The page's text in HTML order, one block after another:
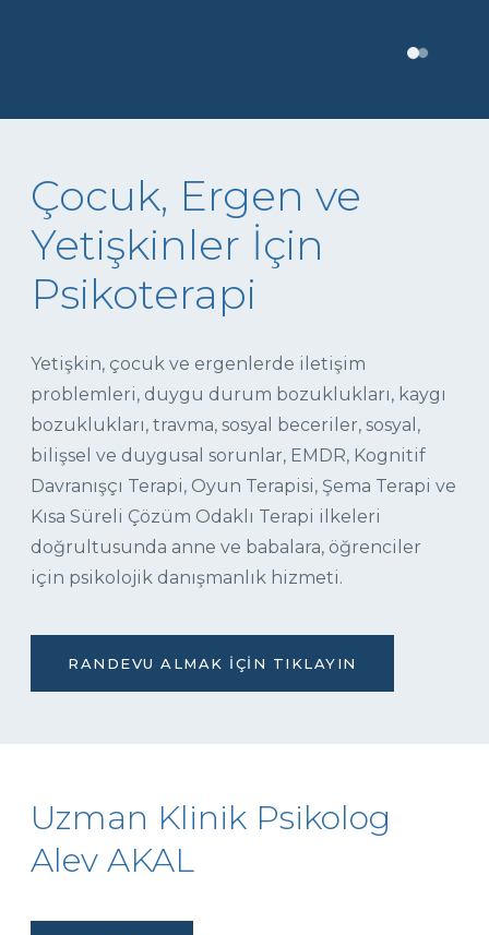
Çocuk, Ergen ve
Yetişkinler İçin
Psikoterapi
Yetişkin, çocuk ve ergenlerde iletişim
problemleri, duygu durum bozuklukları, kaygı
bozuklukları, travma, sosyal beceriler, sosyal,
bilişsel ve duygusal sorunlar, EMDR, Kognitif
Davranışçı Terapi, Oyun Terapisi, Şema Terapi ve
Kısa Süreli Çözüm Odaklı Terapi ilkeleri
doğrultusunda anne ve babalara, öğrenciler
için psikolojik danışmanlık hizmeti.
RANDEVU ALMAK İÇIN TIKLAYIN
Uzman Klinik Psikolog
Alev AKAL